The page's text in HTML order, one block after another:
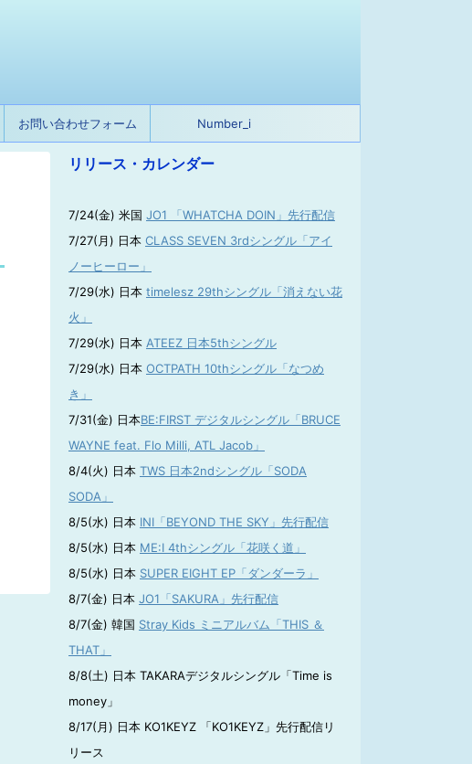
お問い合わせフォーム Number_i
リリース・カレンダー
7/24(金) 米国 JO1 「WHATCHA DOIN」先行配信
7/27(月) 日本 CLASS SEVEN 3rdシングル「アイ
ノーヒーロー」
7/29(水) 日本 timelesz 29thシングル「消えない花
火」
7/29(水) 日本 ATEEZ 日本5thシングル
7/29(水) 日本 OCTPATH 10thシングル「なつめ
き」
7/31(金) 日本BE:FIRST デジタルシングル「BRUCE
WAYNE feat. Flo Milli, ATL Jacob」
8/4(火) 日本 TWS 日本2ndシングル「SODA
SODA」
8/5(水) 日本 INI「BEYOND THE SKY」先行配信
8/5(水) 日本 ME:I 4thシングル「花咲く道」
8/5(水) 日本 SUPER EIGHT EP「ダンダーラ」
8/7(金) 日本 JO1「SAKURA」先行配信
8/7(金) 韓国 Stray Kids ミニアルバム「THIS ＆
THAT」
8/8(土) 日本 TAKARAデジタルシングル「Time is
money」
8/17(月) 日本 KO1KEYZ 「KO1KEYZ」先行配信リ
リース